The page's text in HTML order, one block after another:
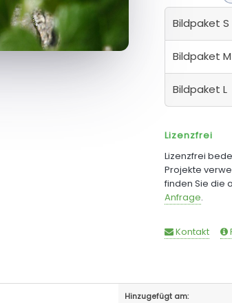
Bildpaket S
Bildpaket M
Bildpaket L
Lizenzfrei
Lizenzfrei
Projekte
finden Sie die
Anfrage.
Kontakt
Hinzugefügt am: